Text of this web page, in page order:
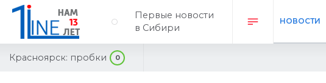
Первые новости
в Сибири
НОВОСТИ
Красноярск: пробки 0